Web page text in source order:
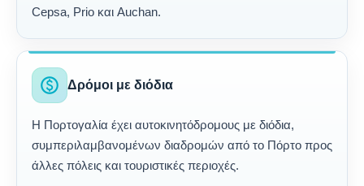
Cepsa, Prio και Auchan.
paid Δρόμοι με διόδια
Η Πορτογαλία έχει αυτοκινητόδρομους με διόδια,
συμπεριλαμβανομένων διαδρομών από το Πόρτο προς
άλλες πόλεις και τουριστικές περιοχές.